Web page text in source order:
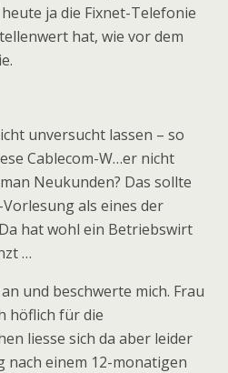
ja die Fixnet-Telefonie
hat, wie vor dem
unversucht lassen – so
Cablecom-W…er nicht
Neukunden? Das sollte
als eines der
hat wohl ein Betriebswirt
…
und beschwerte mich. Frau
höflich für die
liesse sich da aber leider
nach einem 12-monatigen